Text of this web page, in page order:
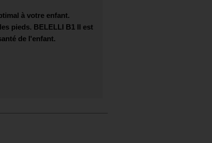
à votre enfant.
pieds. BELELLI B1 Il est
de l'enfant.